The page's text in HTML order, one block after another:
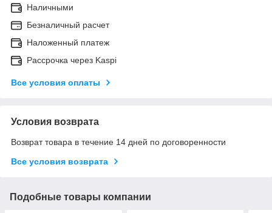
Наличными
Безналичный расчет
Наложенный платеж
Рассрочка через Kaspi
Все условия оплаты
Условия возврата
Возврат товара в течение 14 дней по договоренности
Все условия возврата
Подобные товары компании